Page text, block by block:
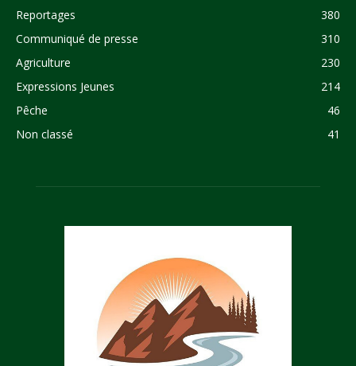
Reportages
380
Communiqué de presse
310
Agriculture
230
Expressions Jeunes
214
Pêche
46
Non classé
41